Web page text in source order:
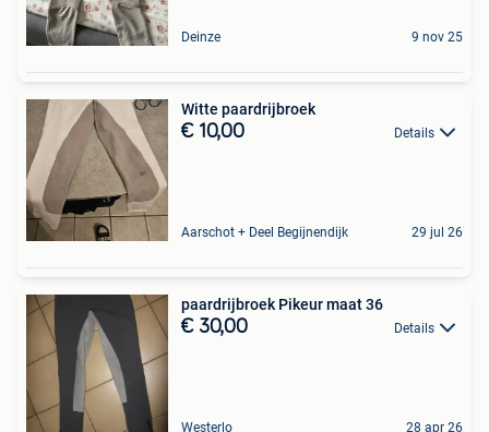
Deinze 9 nov 25
Witte paardrijbroek
€ 10,00 Details
Aarschot + Deel Begijnendijk 29 jul 26
paardrijbroek Pikeur maat 36
€ 30,00 Details
Westerlo 28 apr 26